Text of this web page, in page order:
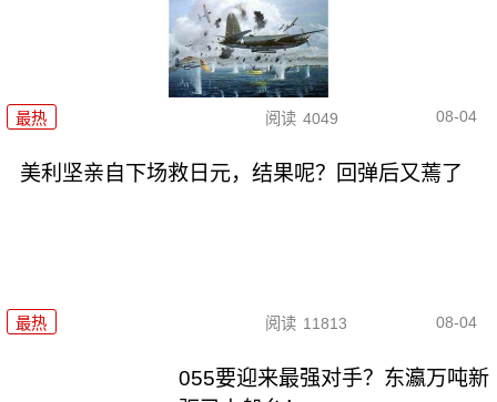
最热 阅读 4049 08-04
美利坚亲自下场救日元，结果呢？回弹后又蔫了
最热 阅读 11813 08-04
055要迎来最强对手？东瀛万吨新